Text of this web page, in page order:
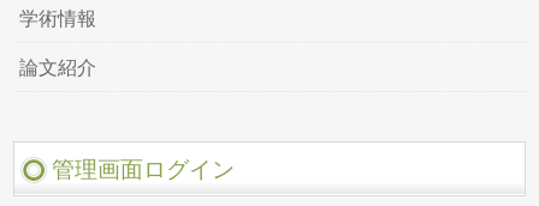
学術情報
論文紹介
管理画面ログイン